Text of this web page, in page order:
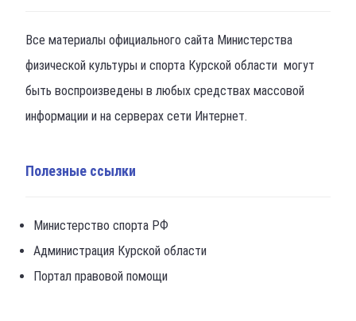
Все материалы официального сайта Министерства
физической культуры и спорта Курской области могут
быть воспроизведены в любых средствах массовой
информации и на серверах сети Интернет.
Полезные ссылки
Министерство спорта РФ
Администрация Курской области
Портал правовой помощи